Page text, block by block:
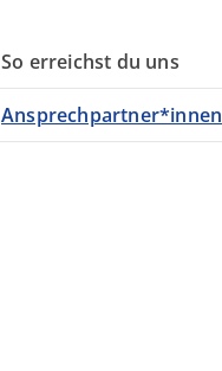
So erreichst du uns
Ansprechpartner*innen